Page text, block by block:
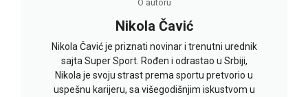
O autoru
Nikola Čavić
Nikola Čavić je priznati novinar i trenutni urednik
sajta Super Sport. Rođen i odrastao u Srbiji,
Nikola je svoju strast prema sportu pretvorio u
uspešnu karijeru, sa višegodišnjim iskustvom u